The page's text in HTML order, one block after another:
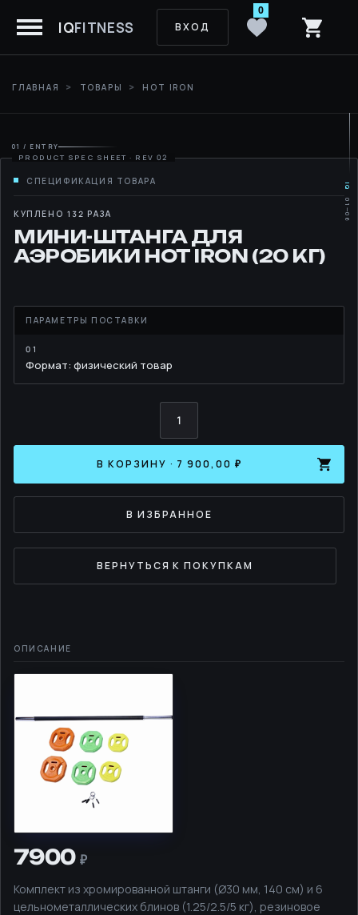
IQFITNESS ВХОД
0
ГЛАВНАЯ ТОВАРЫ HOT IRON
01 / ENTRY
КУПЛЕНО 132 РАЗА
МИНИ-ШТАНГА ДЛЯ
АЭРОБИКИ HOT IRON (20 КГ)
Формат: физический товар
Количество
Мини-
штанга
для
аэробики
HOT
IRON
(20
кг)
В КОРЗИНУ · 7 900,00 ₽
В ИЗБРАННОЕ
ВЕРНУТЬСЯ К ПОКУПКАМ
7900
Комплект из хромированной штанги (Ø30 мм, 140 см) и 6
цельнометаллических блинов (1.25/2.5/5 кг), резиновое
IQ
01—06